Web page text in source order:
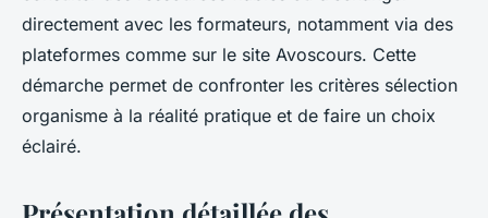
directement avec les formateurs, notamment via des
plateformes comme sur le site Avoscours. Cette
démarche permet de confronter les critères sélection
organisme à la réalité pratique et de faire un choix
éclairé.